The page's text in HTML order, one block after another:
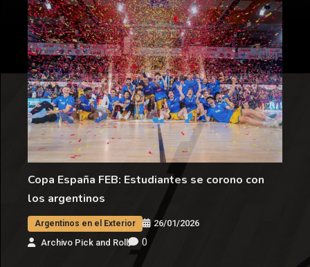
Copa España FEB: Estudiantes se corono con
los argentinos
Argentinos en el Exterior
26/01/2026
Archivo Pick and Roll
0